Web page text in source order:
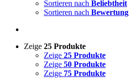
Sortieren nach Beliebtheit
Sortieren nach Bewertung
Zeige 25 Produkte
Zeige 25 Produkte
Zeige 50 Produkte
Zeige 75 Produkte